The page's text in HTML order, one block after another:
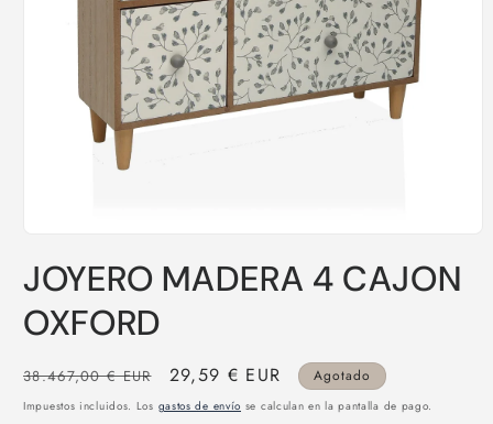
multimedia
1
en
una
ventana
JOYERO MADERA 4 CAJON
OXFORD
Precio
habitual
38.467,00 € EUR
Precio
de
29,59 € EUR Agotado
Impuestos incluidos. Los gastos de envío se calculan en la pantalla de pago.